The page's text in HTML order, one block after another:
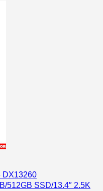
DX13260
512GB SSD/13.4″ 2.5K